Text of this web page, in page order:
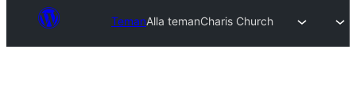
TemanAlla temanCharis Church